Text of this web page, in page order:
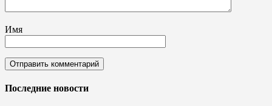
Имя
Последние новости